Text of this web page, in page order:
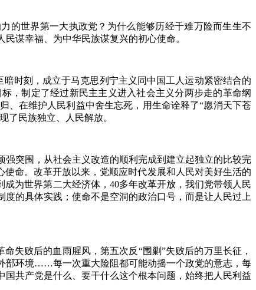
世界第一大执政党？为什么能够历经千难万险而生生不
谋幸福、为中华民族谋复兴的初心使命。
时刻，成立于马克思列宁主义同中国工人运动紧密结合的
，制定了经过新民主主义进入社会主义分两步走的革命纲
、在维护人民利益中舍生忘死，用生命诠释了“愿消天下苍
了民族独立、人民解放。
突围，从社会主义改造的顺利完成到建立起独立的比较完
命。改革开放以来，党顺应时代发展和人民对美好生活的
为世界第二大经济体，40多年改革开放，我们党带领人民
的具体实践；使命不是空洞的政治口号，而是让人民过上
败后的血雨腥风，第五次反“围剿”失败后的万里长征，
部环境……每一次重大险阻都可能动摇一个政党的意志，每
共产党是什么、要干什么这个根本问题，始终把人民利益